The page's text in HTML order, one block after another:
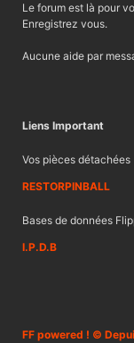
Le forum est là pour
Enregistrez vous.
Aucune aide par
Liens Important
Vos pièces détachées
RESTORPINBALL
Bases de données
I.P.D.B
FF powered ! ©